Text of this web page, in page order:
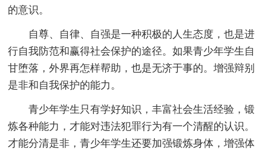
的意识。
自尊、自律、自强是一种积极的人生态度，也是进
行自我防范和赢得社会保护的途径。如果青少年学生自
甘堕落，外界再怎样帮助，也是无济于事的。增强辩别
是非和自我保护的能力。
青少年学生只有学好知识，丰富社会生活经验，锻
炼各种能力，才能对违法犯罪行为有一个清醒的认识。
才能分清是非，青少年学生还要加强锻炼身体，增强体